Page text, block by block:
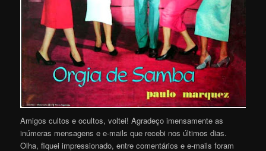
Amigos cultos e ocultos, voltei! Agradeço imensamente as
inúmeras mensagens e e-mails que recebi nos últimos dias.
Olha, fiquei impressionado, entre comentários e e-mails foram